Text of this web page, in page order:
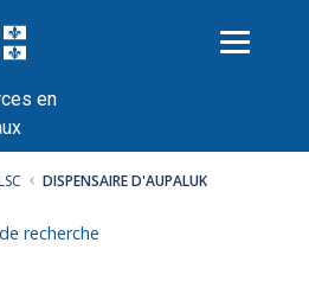
en
DISPENSAIRE D'AUPALUK
recherche